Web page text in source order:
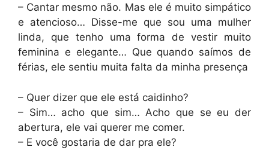
– Cantar mesmo não. Mas ele é muito simpático
e atencioso… Disse-me que sou uma mulher
linda, que tenho uma forma de vestir muito
feminina e elegante… Que quando saímos de
férias, ele sentiu muita falta da minha presença
– Quer dizer que ele está caidinho?
– Sim… acho que sim… Acho que se eu der
abertura, ele vai querer me comer.
– E você gostaria de dar pra ele?